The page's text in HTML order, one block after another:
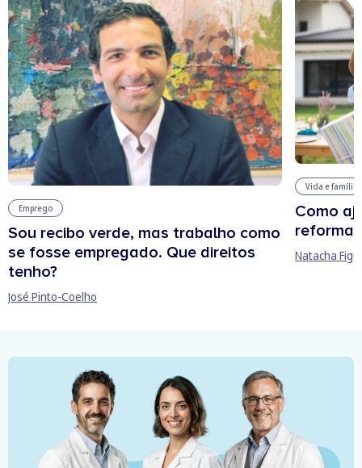
Emprego
Sou recibo verde, mas trabalho como
se fosse empregado. Que direitos
tenho?
José Pinto-Coelho
Vida e família
Como
reforma
Natacha